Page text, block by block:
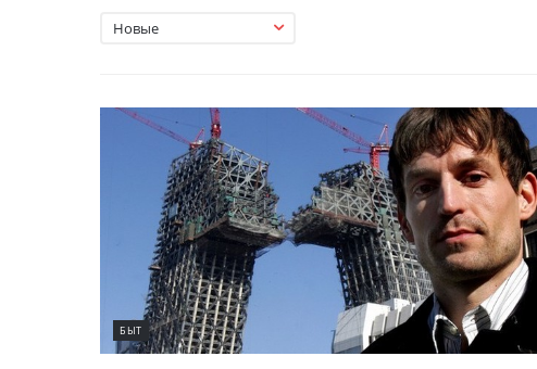
Новые
БЫТ